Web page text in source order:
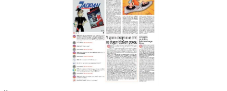
Št.7 - petek, 20. decembra 2019 - KLIKNI ZA OGLED PDF-ja!